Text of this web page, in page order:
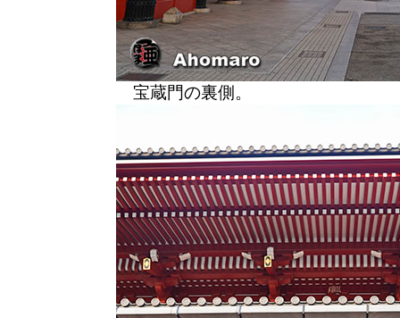
宝蔵門の裏側。